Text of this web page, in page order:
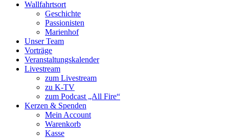
Wallfahrtsort
Geschichte
Passionisten
Marienhof
Unser Team
Vorträge
Veranstaltungskalender
Livestream
zum Livestream
zu K-TV
zum Podcast „All Fire“
Kerzen & Spenden
Mein Account
Warenkorb
Kasse